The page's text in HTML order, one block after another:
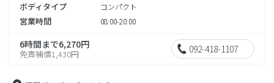
ボディタイプ コンパクト
営業時間 08:00-20:00
6時間まで6,270円
免責補償1,430円 092-418-1107